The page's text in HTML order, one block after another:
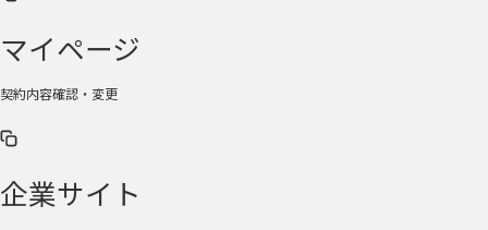
マイページ
契約内容確認・変更
企業サイト